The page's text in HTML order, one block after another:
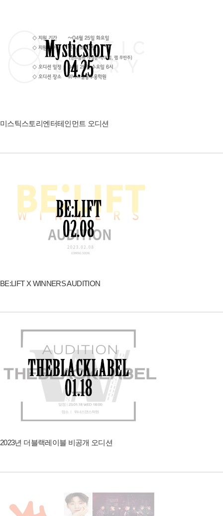
미스틱스토리엔터테인먼트 오디션
BE:LIFT X WINNERS AUDITION
2023년 더블랙레이블 비공개 오디션